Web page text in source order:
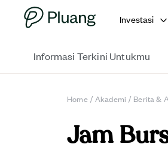
Investasi
Informasi Terkini Untukmu
Home / Akademi / Berita &
Jam